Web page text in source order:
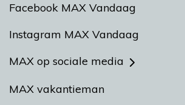
Facebook MAX Vandaag
Instagram MAX Vandaag
MAX op sociale media
MAX vakantieman